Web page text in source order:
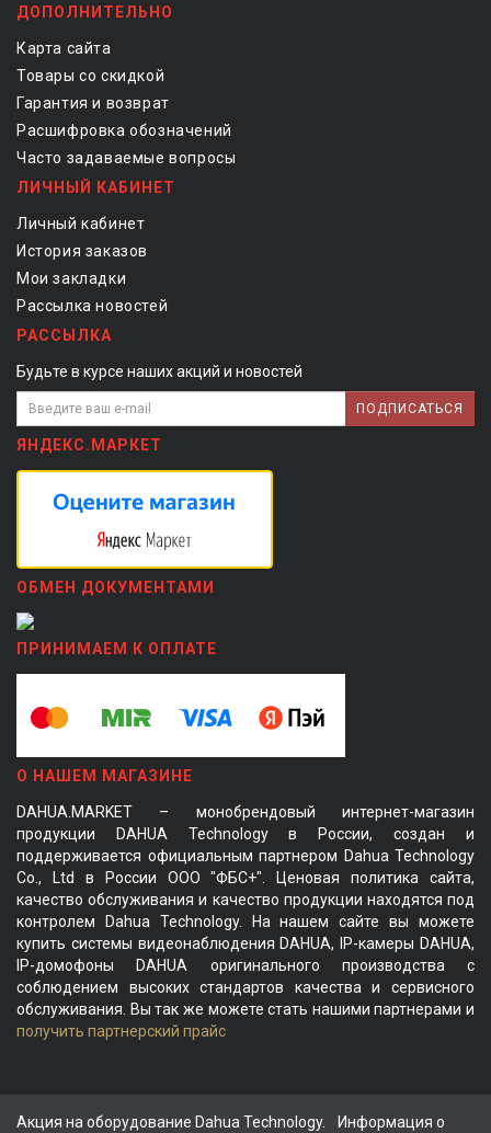
ДОПОЛНИТЕЛЬНО
Карта сайта
Товары со скидкой
Гарантия и возврат
Расшифровка обозначений
Часто задаваемые вопросы
ЛИЧНЫЙ КАБИНЕТ
Личный кабинет
История заказов
Мои закладки
Рассылка новостей
РАССЫЛКА
Будьте в курсе наших акций и новостей
ПОДПИСАТЬСЯ
ЯНДЕКС.МАРКЕТ
ОБМЕН ДОКУМЕНТАМИ
ПРИНИМАЕМ К ОПЛАТЕ
О НАШЕМ МАГАЗИНЕ
DAHUA.MARKET – монобрендовый интернет-магазин
продукции DAHUA Technology в России, создан и
поддерживается официальным партнером Dahua Technology
Co., Ltd в России ООО "ФБС+". Ценовая политика сайта,
качество обслуживания и качество продукции находятся под
контролем Dahua Technology. На нашем сайте вы можете
купить системы видеонаблюдения DAHUA, IP-камеры DAHUA,
IP-домофоны DAHUA оригинального производства с
соблюдением высоких стандартов качества и сервисного
обслуживания. Вы так же можете стать нашими партнерами и
получить партнерский прайс
Акция на оборудование Dahua Technology. Информация о